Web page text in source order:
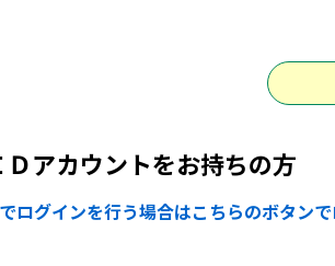
Ｄアカウントをお持ちの方
ログインを行う場合はこちらのボタンで